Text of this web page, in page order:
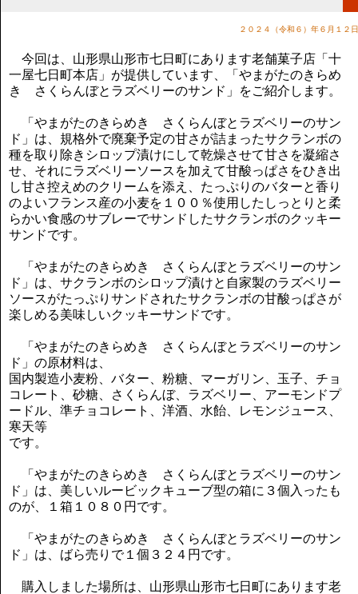
２０２４（令和６）年６月１２日
今回は、山形県山形市七日町にあります老舗菓子店「十
一屋七日町本店」が提供しています、「やまがたのきらめ
き さくらんぼとラズベリーのサンド」をご紹介します。
「やまがたのきらめき さくらんぼとラズベリーのサン
ド」は、規格外で廃棄予定の甘さが詰まったサクランボの
種を取り除きシロップ漬けにして乾燥させて甘さを凝縮さ
せ、それにラズベリーソースを加えて甘酸っぱさをひき出
し甘さ控えめのクリームを添え、たっぷりのバターと香り
のよいフランス産の小麦を１００％使用したしっとりと柔
らかい食感のサブレーでサンドしたサクランボのクッキー
サンドです。
「やまがたのきらめき さくらんぼとラズベリーのサン
ド」は、サクランボのシロップ漬けと自家製のラズベリー
ソースがたっぷりサンドされたサクランボの甘酸っぱさが
楽しめる美味しいクッキーサンドです。
「やまがたのきらめき さくらんぼとラズベリーのサン
ド」の原材料は、
国内製造小麦粉、バター、粉糖、マーガリン、玉子、チョ
コレート、砂糖、さくらんぼ、ラズベリー、アーモンドプ
ードル、準チョコレート、洋酒、水飴、レモンジュース、
寒天等
です。
「やまがたのきらめき さくらんぼとラズベリーのサン
ド」は、美しいルービックキューブ型の箱に３個入ったも
のが、１箱１０８０円です。
「やまがたのきらめき さくらんぼとラズベリーのサン
ド」は、ばら売りで１個３２４円です。
購入しました場所は、山形県山形市七日町にあります老